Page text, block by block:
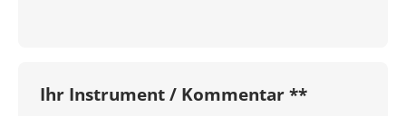
Ihr Instrument / Kommentar **